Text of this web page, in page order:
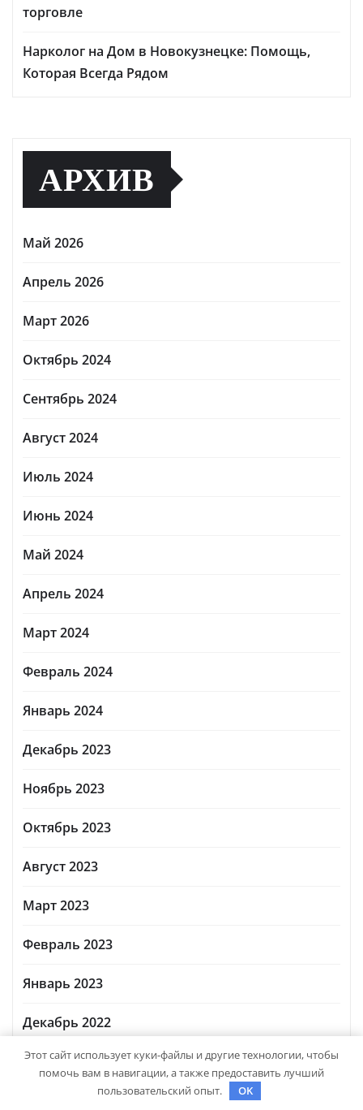
торговле
Нарколог на Дом в Новокузнецке: Помощь,
Которая Всегда Рядом
АРХИВ
Май 2026
Апрель 2026
Март 2026
Октябрь 2024
Сентябрь 2024
Август 2024
Июль 2024
Июнь 2024
Май 2024
Апрель 2024
Март 2024
Февраль 2024
Январь 2024
Декабрь 2023
Ноябрь 2023
Октябрь 2023
Август 2023
Март 2023
Февраль 2023
Январь 2023
Декабрь 2022
Ноябрь 2022
Октябрь 2022
Этот сайт использует куки-файлы и другие технологии, чтобы
помочь вам в навигации, а также предоставить лучший
пользовательский опыт.
OK